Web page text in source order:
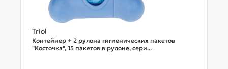
Triol
Контейнер + 2 рулона гигиенических пакетов
"Косточка", 15 пакетов в рулоне, сери...